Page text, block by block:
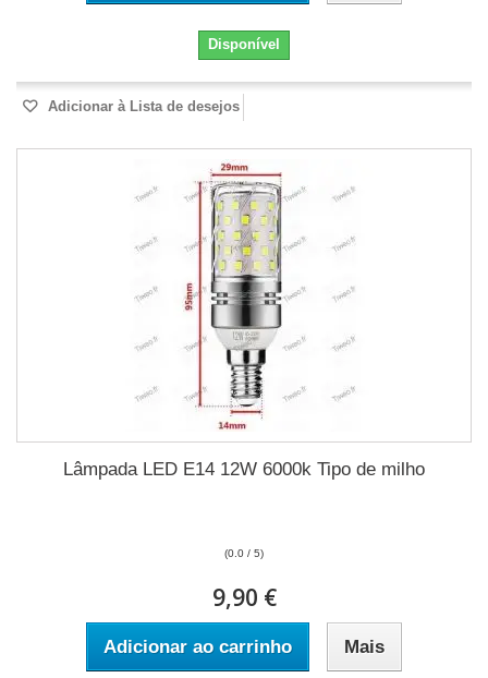
Disponível
Adicionar à Lista de desejos
Lâmpada LED E14 12W 6000k Tipo de milho
(0.0 / 5)
9,90 €
Adicionar ao carrinho Mais